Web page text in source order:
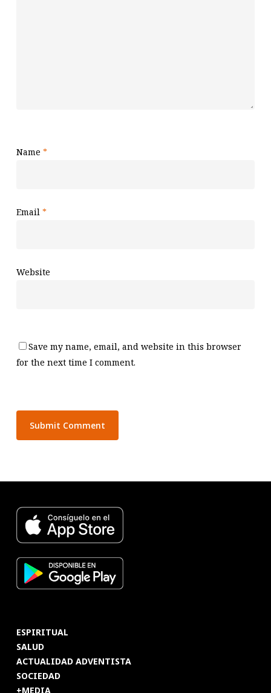
Name *
Email *
Website
Save my name, email, and website in this browser
for the next time I comment.
ESPIRITUAL
SALUD
ACTUALIDAD ADVENTISTA
SOCIEDAD
+MEDIA